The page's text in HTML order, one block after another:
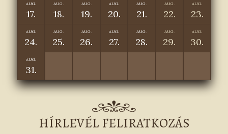
AUG.
17.
AUG.
18.
AUG.
19.
AUG.
20.
AUG.
21.
AUG.
22.
AUG.
23.
AUG.
24.
AUG.
25.
AUG.
26.
AUG.
27.
AUG.
28.
AUG.
29.
AUG.
30.
AUG.
31.
HÍRLEVÉL FELIRATKOZÁS